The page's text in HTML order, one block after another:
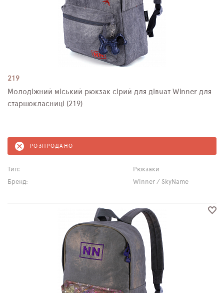
219
Молодіжний міський рюкзак сірий для дівчат Winner для
старшокласниці (219)
РОЗПРОДАНО
Тип:
Рюкзаки
Бренд:
Winner / SkyName